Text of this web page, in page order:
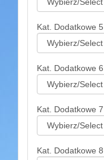
Kat. Dodatkowe 5
Kat. Dodatkowe 6
Kat. Dodatkowe 7
Kat. Dodatkowe 8